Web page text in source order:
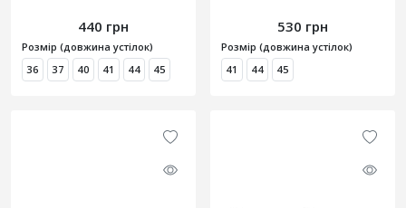
440 грн
Розмір (довжина устілок)
36
37 40 41 44 45
530 грн
Розмір (довжина устілок)
41
44 45